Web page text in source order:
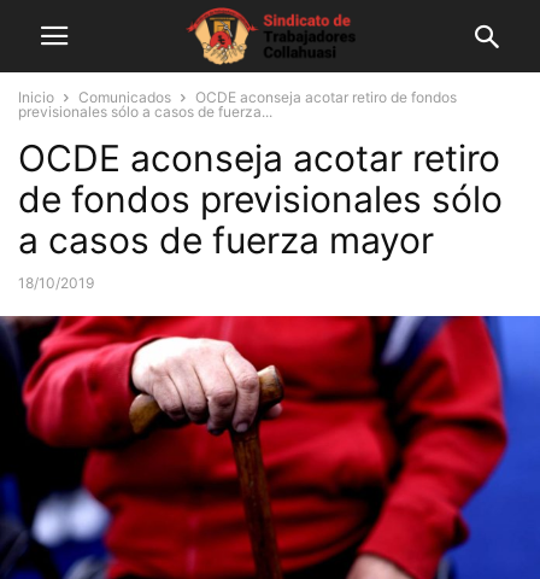
Inicio Comunicados
OCDE aconseja acotar retiro de fondos
previsionales sólo a casos de fuerza...
OCDE aconseja acotar retiro
de fondos previsionales sólo
a casos de fuerza mayor
18/10/2019